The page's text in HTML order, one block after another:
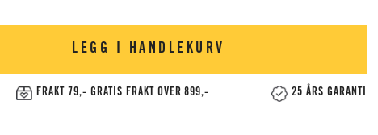
LEGG I HANDLEKURV
FRAKT 79,- GRATIS FRAKT OVER 899,- 25 ÅRS GARANTI